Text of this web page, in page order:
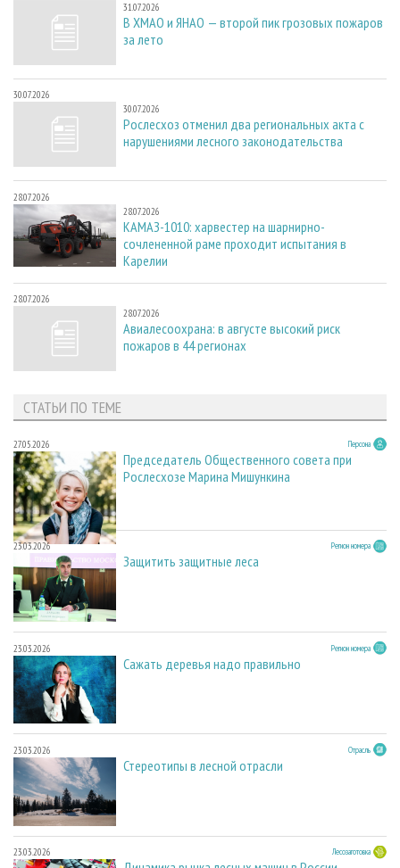
31.07.2026
В ХМАО и ЯНАО — второй пик грозовых пожаров
за лето
30.07.2026
30.07.2026
Рослесхоз отменил два региональных акта с
нарушениями лесного законодательства
28.07.2026
28.07.2026
КАМАЗ-1010: харвестер на шарнирно-
сочлененной раме проходит испытания в
Карелии
28.07.2026
28.07.2026
Авиалесоохрана: в августе высокий риск
пожаров в 44 регионах
СТАТЬИ ПО ТЕМЕ
27.05.2026 Персона
Председатель Общественного совета при
Рослесхозе Марина Мишункина
23.03.2026 Регион номера
Защитить защитные леса
23.03.2026 Регион номера
Сажать деревья надо правильно
23.03.2026 Отрасль
Стереотипы в лесной отрасли
23.03.2026 Лесозаготовка